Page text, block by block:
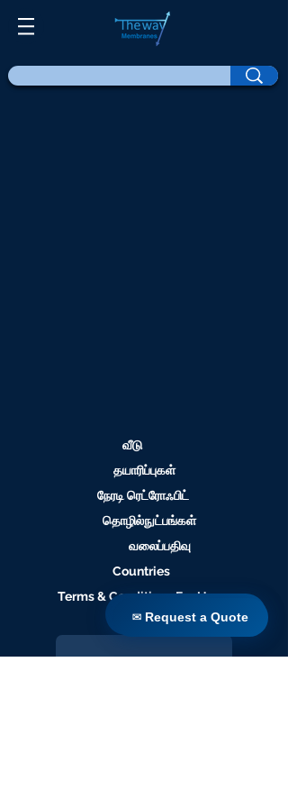
வீடு
தயாரிப்புகள்
நேரடி ரெட்ரோஃபிட்
தொழில்நுட்பங்கள்
வலைப்பதிவு
Countries
Terms & Conditions For Use
✉ Request a Quote
✉ Request a Quote